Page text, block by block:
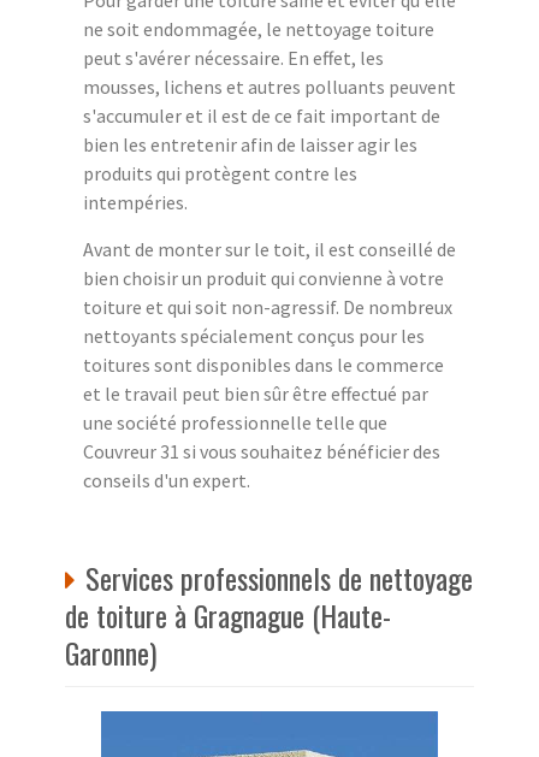
ne soit endommagée, le nettoyage toiture
peut s'avérer nécessaire. En effet, les
mousses, lichens et autres polluants peuvent
s'accumuler et il est de ce fait important de
bien les entretenir afin de laisser agir les
produits qui protègent contre les
intempéries.
Avant de monter sur le toit, il est conseillé de
bien choisir un produit qui convienne à votre
toiture et qui soit non-agressif. De nombreux
nettoyants spécialement conçus pour les
toitures sont disponibles dans le commerce
et le travail peut bien sûr être effectué par
une société professionnelle telle que
Couvreur 31 si vous souhaitez bénéficier des
conseils d'un expert.
Services professionnels de nettoyage
de toiture à Gragnague (Haute-
Garonne)